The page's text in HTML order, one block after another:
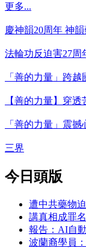
更多...
慶神韻20周年 神
法輪功反迫害27周
「善的力量」跨
【善的力量】穿
「善的力量」震
三界
今日頭版
遭中共藥物
講真相成罪
報告：AI自
波蘭裔學員